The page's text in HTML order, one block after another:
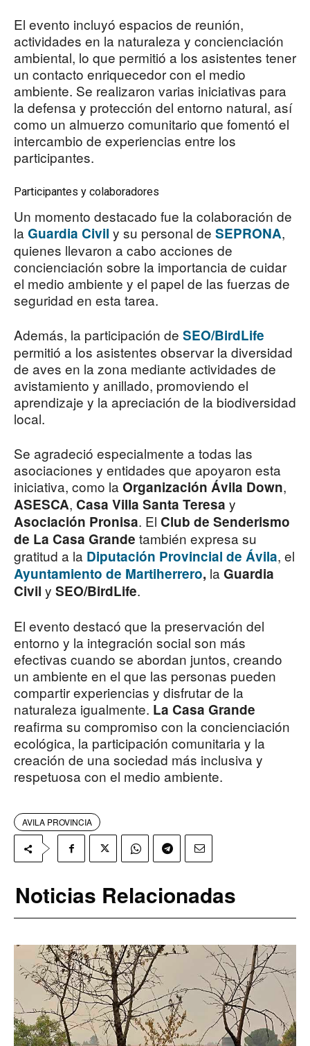
El evento incluyó espacios de reunión,
actividades en la naturaleza y concienciación
ambiental, lo que permitió a los asistentes tener
un contacto enriquecedor con el medio
ambiente. Se realizaron varias iniciativas para
la defensa y protección del entorno natural, así
como un almuerzo comunitario que fomentó el
intercambio de experiencias entre los
participantes.
Participantes y colaboradores
Un momento destacado fue la colaboración de
la Guardia Civil y su personal de SEPRONA,
quienes llevaron a cabo acciones de
concienciación sobre la importancia de cuidar
el medio ambiente y el papel de las fuerzas de
seguridad en esta tarea.
Además, la participación de SEO/BirdLife
permitió a los asistentes observar la diversidad
de aves en la zona mediante actividades de
avistamiento y anillado, promoviendo el
aprendizaje y la apreciación de la biodiversidad
local.
Se agradeció especialmente a todas las
asociaciones y entidades que apoyaron esta
iniciativa, como la Organización Ávila Down,
ASESCA, Casa Villa Santa Teresa y
Asociación Pronisa. El Club de Senderismo
de La Casa Grande también expresa su
gratitud a la Diputación Provincial de Ávila, el
Ayuntamiento de Martiherrero, la Guardia
Civil y SEO/BirdLife.
El evento destacó que la preservación del
entorno y la integración social son más
efectivas cuando se abordan juntos, creando
un ambiente en el que las personas pueden
compartir experiencias y disfrutar de la
naturaleza igualmente. La Casa Grande
reafirma su compromiso con la concienciación
ecológica, la participación comunitaria y la
creación de una sociedad más inclusiva y
respetuosa con el medio ambiente.
AVILA PROVINCIA
Noticias Relacionadas